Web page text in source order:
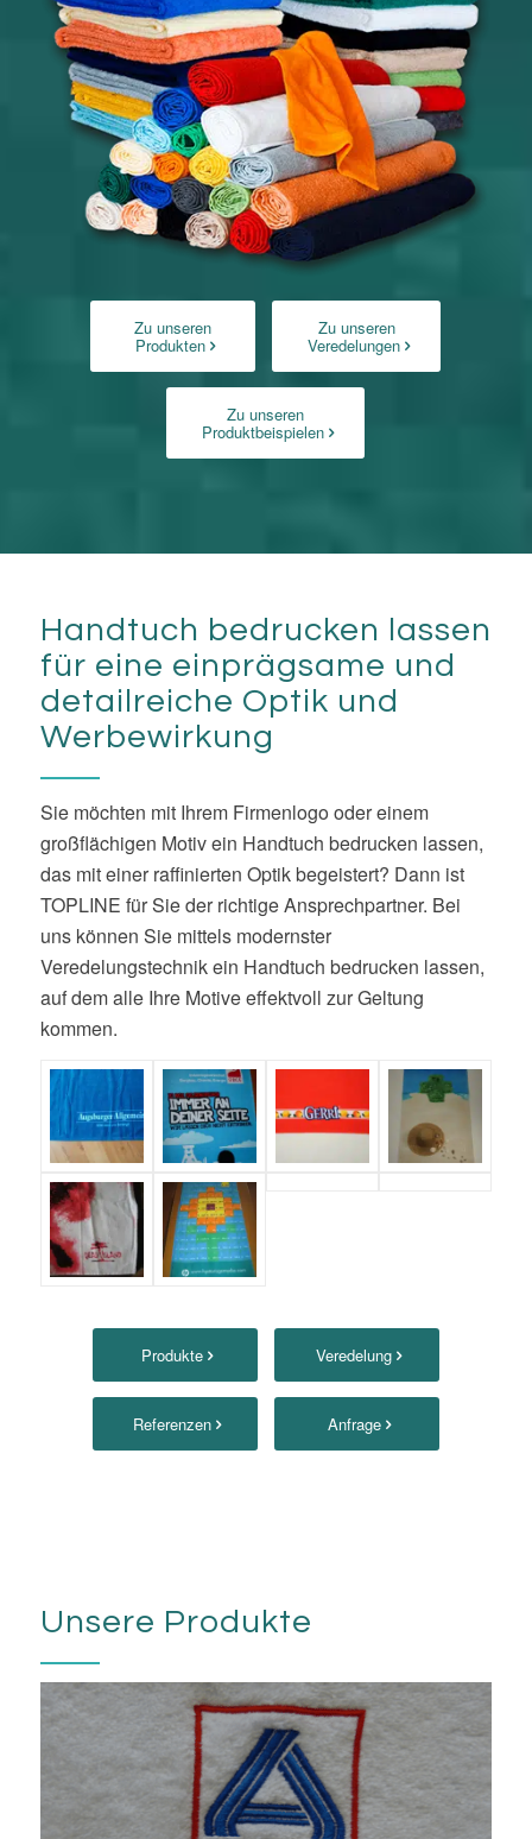
Zu unseren
Produkten
Zu unseren
Veredelungen
Zu unseren
Produktbeispielen
Handtuch bedrucken lassen
für eine einprägsame und
detailreiche Optik und
Werbewirkung
Sie möchten mit Ihrem Firmenlogo oder einem
großflächigen Motiv ein Handtuch bedrucken lassen,
das mit einer raffinierten Optik begeistert? Dann ist
TOPLINE für Sie der richtige Ansprechpartner. Bei
uns können Sie mittels modernster
Veredelungstechnik ein Handtuch bedrucken lassen,
auf dem alle Ihre Motive effektvoll zur Geltung
kommen.
Produkte Veredelung
Referenzen Anfrage
Unsere Produkte